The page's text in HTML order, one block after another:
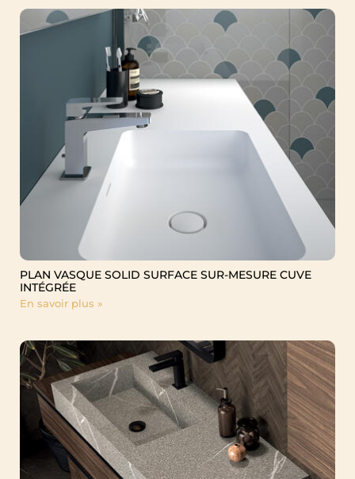
Gérer le consentement aux
cookies
Pour offrir les meilleures expériences, nous utilisons des
technologies telles que les cookies pour stocker et/ou accéder aux
informations des appareils. Le fait de consentir à ces technologies
nous permettra de traiter des données telles que le comportement
de navigation ou les ID uniques sur ce site. Le fait de ne pas
consentir ou de retirer son consentement peut avoir un effet
négatif sur certaines caractéristiques et fonctions.
Accepter
Voir les préférences
Politique de cookiesPolitique de confidentialité
PLAN VASQUE SOLID SURFACE SUR-MESURE CUVE
INTÉGRÉE
En savoir plus »